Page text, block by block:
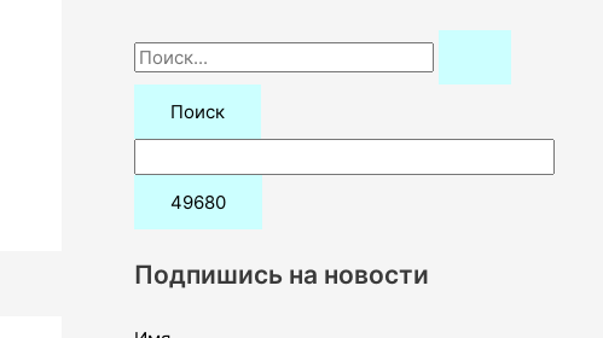
П
о
:
Подпишись на новости